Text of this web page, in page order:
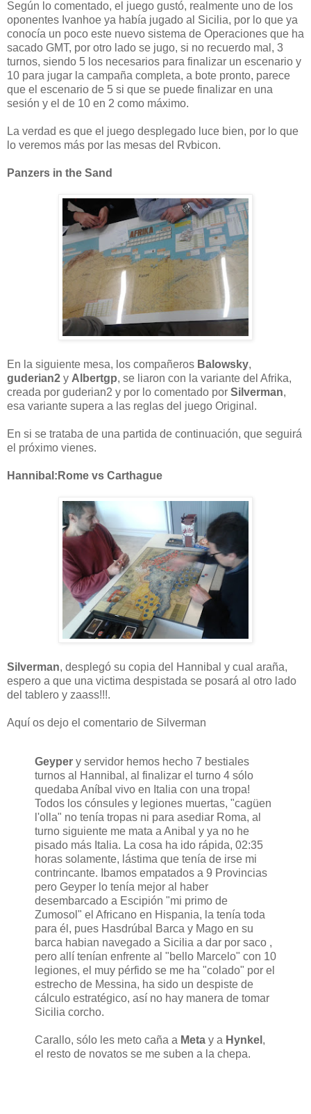
Según lo comentado, el juego gustó, realmente uno de los
oponentes Ivanhoe ya había jugado al Sicilia, por lo que ya
conocía un poco este nuevo sistema de Operaciones que ha
sacado GMT, por otro lado se jugo, si no recuerdo mal, 3
turnos, siendo 5 los necesarios para finalizar un escenario y
10 para jugar la campaña completa, a bote pronto, parece
que el escenario de 5 si que se puede finalizar en una
sesión y el de 10 en 2 como máximo.
La verdad es que el juego desplegado luce bien, por lo que
lo veremos más por las mesas del Rvbicon.
Panzers in the Sand
En la siguiente mesa, los compañeros Balowsky,
guderian2 y Albertgp, se liaron con la variante del Afrika,
creada por guderian2 y por lo comentado por Silverman,
esa variante supera a las reglas del juego Original.
En si se trataba de una partida de continuación, que seguirá
el próximo vienes.
Hannibal:Rome vs Carthague
Silverman, desplegó su copia del Hannibal y cual araña,
espero a que una victima despistada se posará al otro lado
del tablero y zaass!!!.
Aquí os dejo el comentario de Silverman
Geyper y servidor hemos hecho 7 bestiales
turnos al Hannibal, al finalizar el turno 4 sólo
quedaba Aníbal vivo en Italia con una tropa!
Todos los cónsules y legiones muertas, "cagüen
l'olla" no tenía tropas ni para asediar Roma, al
turno siguiente me mata a Anibal y ya no he
pisado más Italia. La cosa ha ido rápida, 02:35
horas solamente, lástima que tenía de irse mi
contrincante. Ibamos empatados a 9 Provincias
pero Geyper lo tenía mejor al haber
desembarcado a Escipión "mi primo de
Zumosol" el Africano en Hispania, la tenía toda
para él, pues Hasdrúbal Barca y Mago en su
barca habian navegado a Sicilia a dar por saco ,
pero allí tenían enfrente al "bello Marcelo" con 10
legiones, el muy pérfido se me ha "colado" por el
estrecho de Messina, ha sido un despiste de
cálculo estratégico, así no hay manera de tomar
Sicilia corcho.
Carallo, sólo les meto caña a Meta y a Hynkel ,
el resto de novatos se me suben a la chepa.